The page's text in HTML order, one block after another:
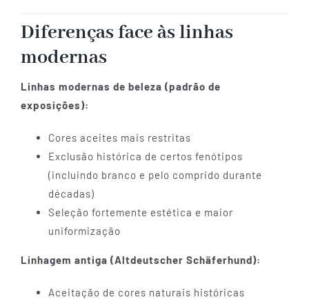
Diferenças face às linhas
modernas
Linhas modernas de beleza (padrão de
exposições):
Cores aceites mais restritas
Exclusão histórica de certos fenótipos
(incluindo branco e pelo comprido durante
décadas)
Seleção fortemente estética e maior
uniformização
Linhagem antiga (Altdeutscher Schäferhund):
Aceitação de cores naturais históricas